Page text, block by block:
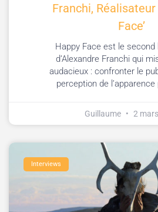
Franchi, Réalisateur
Face’
Happy Face est le second
d’Alexandre Franchi qui
audacieux : confronter le
perception de
Guillaume 2
Interviews